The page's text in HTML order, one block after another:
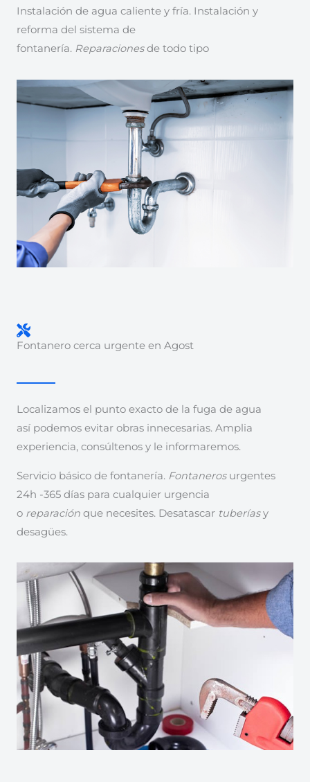
Instalación de agua caliente y fría. Instalación y
reforma del sistema de
fontanería. Reparacionesde todo tipo
Fontanero cerca urgente en Agost
Localizamos el punto exacto de la fuga de agua
así podemos evitar obras innecesarias. Amplia
experiencia, consúltenos y le informaremos.
Servicio básico de fontanería. Fontanerosurgentes
24h -365 días para cualquier urgencia
o reparación que necesites. Desatascar tuberíasy
desagües.